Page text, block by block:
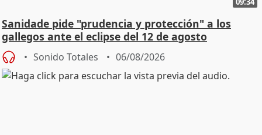
Sanidade pide "prudencia y protección" a los
gallegos ante el eclipse del 12 de agosto
Sonido Totales 06/08/2026